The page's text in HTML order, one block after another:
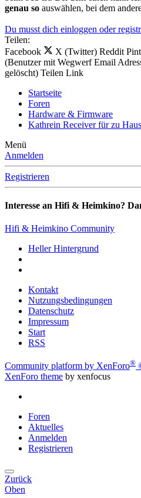
genau so auswählen, bei dem
Du musst dich einloggen oder
Teilen:
Facebook
X (Twitter) Reddit
(Benutzer mit Wegwerf Email
gelöscht) Teilen Link
Startseite
Foren
Hardware & Firmware
Kathrein Receiver für zu
Menü
Anmelden
Registrieren
Interesse an Hifi & Heimkino?
Hifi & Heimkino Community
Heller Hintergrund
Kontakt
Nutzungsbedingungen
Datenschutz
Impressum
Start
RSS
Community platform by XenForo®
XenForo theme by xenfocus
Foren
Aktuelles
Anmelden
Registrieren
Zurück
Oben